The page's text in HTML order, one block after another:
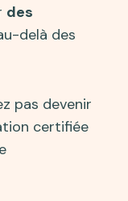
des
delà des
pas devenir
certifiée